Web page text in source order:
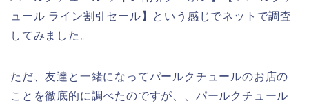
ュール ライン割引セール】という感じでネットで調査
してみました。
ただ、友達と一緒になってパールクチュールのお店の
ことを徹底的に調べたのですが、、パールクチュール